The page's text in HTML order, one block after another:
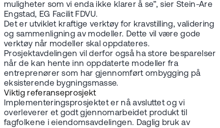
muligheter som vi enda ikke klarer å se”, sier Stein-Are
Engstad, EG Facilit FDVU.
Det er utviklet kraftige verktøy for kravstilling, validering
og sammenligning av modeller. Dette vil være gode
verktøy når modeller skal oppdateres.
Prosjektavdelingen vil derfor også ha store besparelser
når de kan hente inn oppdaterte modeller fra
entreprenører som har gjennomført ombygging på
eksisterende bygningsmasse.
Viktig referanseprosjekt
Implementeringsprosjektet er nå avsluttet og vi
overleverer et godt gjennomarbeidet produkt til
fagfolkene i eiendomsavdelingen. Daglig bruk av